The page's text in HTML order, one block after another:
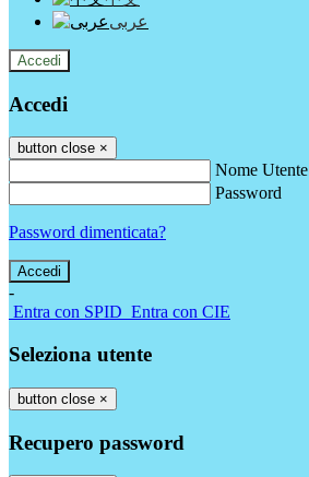
عربى
Accedi
Accedi
button close ×
Nome Utente
Password
Password dimenticata?
-
Entra con SPID Entra con CIE
Seleziona utente
button close ×
Recupero password